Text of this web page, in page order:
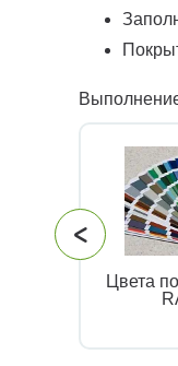
Цвета